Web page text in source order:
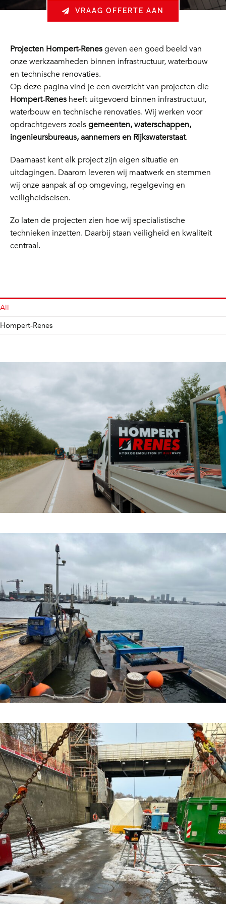
VRAAG OFFERTE AAN
Projecten Hompert‑Renesgeven een goed beeld van
onze werkzaamheden binnen infrastructuur, waterbouw
en technische renovaties.
Op deze pagina vind je een overzicht van projecten die
Hompert‑Renesheeft uitgevoerd binnen infrastructuur,
waterbouw en technische renovaties. Wij werken voor
opdrachtgevers zoalsgemeenten, waterschappen,
ingenieursbureaus, aannemers en Rijkswaterstaat.
Daarnaast kent elk project zijn eigen situatie en
uitdagingen. Daarom leveren wij maatwerk en stemmen
wij onze aanpak af op omgeving, regelgeving en
veiligheidseisen.
Zo laten de projecten zien hoe wij specialistische
technieken inzetten. Daarbij staan veiligheid en kwaliteit
centraal.
All
Hompert-Renes